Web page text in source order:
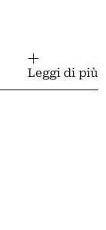
Leggi di più